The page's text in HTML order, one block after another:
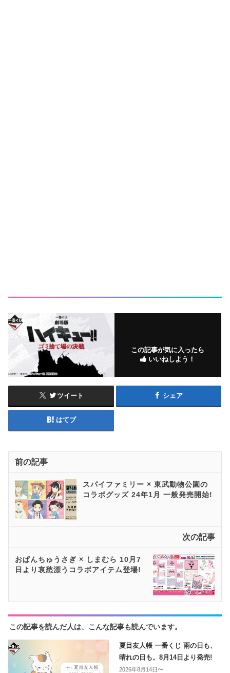
この記事が気に入ったら
いいねしよう！
ツイート シェア
はてブ
前の記事
スパイファミリー × 東武動物公園の
コラボグッズ 24年1月 一般発売開始!
次の記事
おぱんちゅうさぎ × しまむら 10月7
日より哀愁漂うコラボアイテム登場!
この記事を読んだ人は、こんな記事も読んでいます。
夏目友人帳 一番くじ 雨の日も、
晴れの日も。8月14日より発売!
2026年8月14日〜